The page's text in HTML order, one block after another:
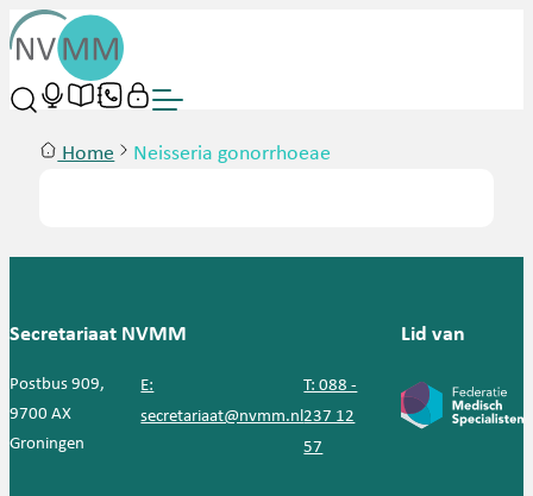
Home Neisseria gonorrhoeae
Secretariaat NVMM
Postbus 909,
9700 AX
Groningen
E:
secretariaat@nvmm.nl
T: 088 -
237 12
57
Lid van